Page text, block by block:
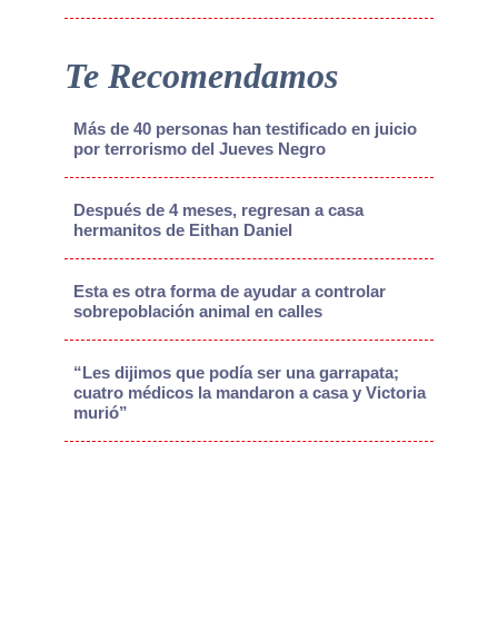
Te Recomendamos
Más de 40 personas han testificado en juicio
por terrorismo del Jueves Negro
Después de 4 meses, regresan a casa
hermanitos de Eithan Daniel
Esta es otra forma de ayudar a controlar
sobrepoblación animal en calles
“Les dijimos que podía ser una garrapata;
cuatro médicos la mandaron a casa y Victoria
murió”